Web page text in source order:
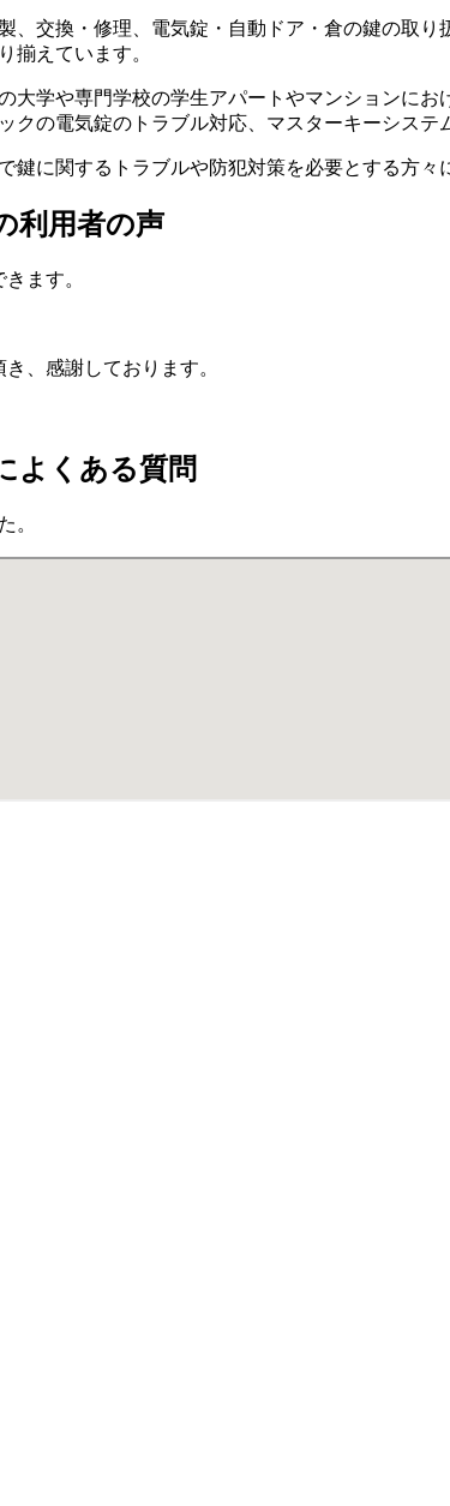
、交換・修理、電気錠・自動ドア・倉の鍵の取
揃えています。
大学や専門学校の学生アパートやマンションに
クの電気錠のトラブル対応、マスターキーシステ
鍵に関するトラブルや防犯対策を必要とする方々
利用者の声
ます。
、感謝しております。
よくある質問
。